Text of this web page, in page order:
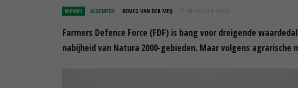
NIEUWS ALGEMEEN REMCO VAN DER MEIJ 27 JAN 2020 OM 15:44
Farmers Defence Force (FDF) is bang voor dreigende
nabijheid van Natura 2000-gebieden. Maar volgens